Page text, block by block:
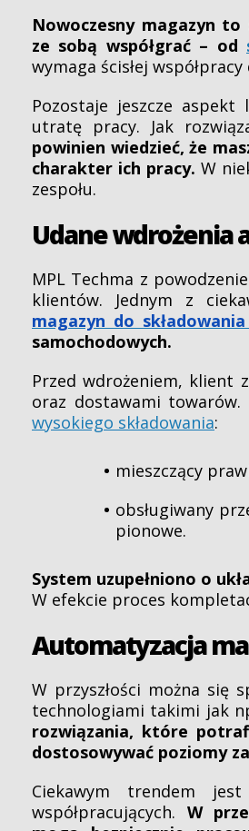
Nowoczesny magazyn
ze sobą współgrać – od
wymaga ścisłej
Pozostaje jeszcze
utratę pracy. Jak
powinien wiedzieć, że
charakter ich pracy. W
zespołu.
Udane wdrożenia
MPL Techma z
klientów. Jednym z
magazyn do
samochodowych.
Przed wdrożeniem, klient
oraz dostawami towarów.
wysokiego składowania:
mieszczący
obsługiwany
pionowe.
System uzupełniono o
W efekcie proces
Automatyzacja
W przyszłości można się
technologiami takimi jak
rozwiązania, które
dostosowywać poziomy
Ciekawym trendem
współpracujących. W